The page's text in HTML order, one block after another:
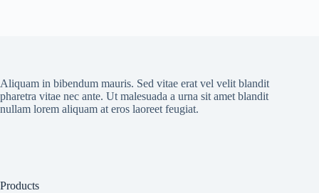
Aliquam in bibendum mauris. Sed vitae erat vel velit blandit
pharetra vitae nec ante. Ut malesuada a urna sit amet blandit
nullam lorem aliquam at eros laoreet feugiat.
Products